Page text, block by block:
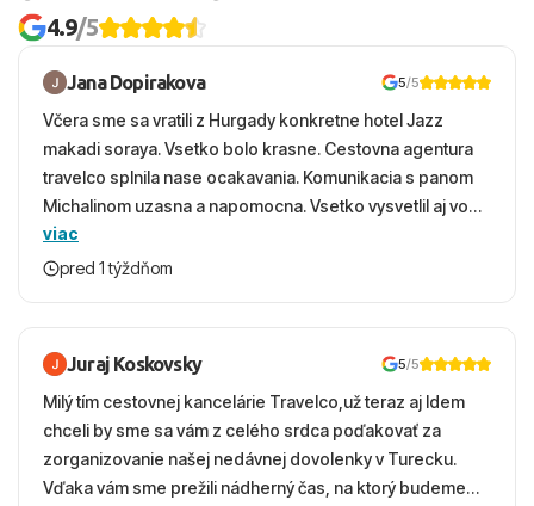
4.9/5
Jana Dopirakova 5/5
Včera sme sa vratili z Hurgady konkretne hotel Jazz
makadi soraya. Vsetko bolo krasne. Cestovna agentura
travelco splnila nase ocakavania. Komunikacia s panom
Michalinom uzasna a napomocna. Vsetko vysvetlil aj vo
vecernych hodinach zaco sa ospravedlnujem. Hotel
krasny, cisty. Sluzby top. Strava, prostredie, more,
viac
pred 1 týždňom
Juraj Koskovsky 5/5
Milý tím cestovnej kancelárie Travelco,už teraz aj Idem
chceli by sme sa vám z celého srdca poďakovať za
zorganizovanie našej nedávnej dovolenky v Turecku.
Vďaka vám sme prežili nádherný čas, na ktorý budeme